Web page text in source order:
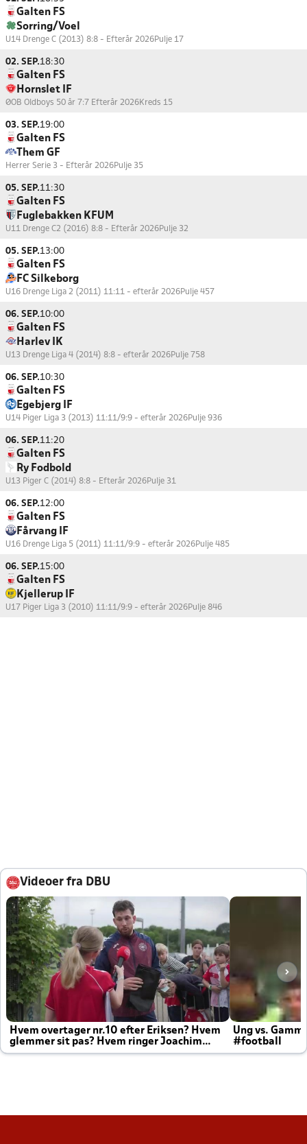
Galten FS
Sorring/Voel
U14 Drenge C (2013) 8:8 - Efterår 2026Pulje 17
02. SEP.18:30
Galten FS
Hornslet IF
ØOB Oldboys 50 år 7:7 Efterår 2026Kreds 15
03. SEP.19:00
Galten FS
Them GF
Herrer Serie 3 - Efterår 2026Pulje 35
05. SEP.11:30
Galten FS
Fuglebakken KFUM
U11 Drenge C2 (2016) 8:8 - Efterår 2026Pulje 32
05. SEP.13:00
Galten FS
FC Silkeborg
U16 Drenge Liga 2 (2011) 11:11 - efterår 2026Pulje 457
06. SEP.10:00
Galten FS
Harlev IK
U13 Drenge Liga 4 (2014) 8:8 - efterår 2026Pulje 758
06. SEP.10:30
Galten FS
Egebjerg IF
U14 Piger Liga 3 (2013) 11:11/9:9 - efterår 2026Pulje 936
06. SEP.11:20
Galten FS
Ry Fodbold
U13 Piger C (2014) 8:8 - Efterår 2026Pulje 31
06. SEP.12:00
Galten FS
Fårvang IF
U16 Drenge Liga 5 (2011) 11:11/9:9 - efterår 2026Pulje 485
06. SEP.15:00
Galten FS
Kjellerup IF
U17 Piger Liga 3 (2010) 11:11/9:9 - efterår 2026Pulje 846
Videoer fra DBU
Hvem overtager nr.10 efter Eriksen? Hvem
glemmer sit pas? Hvem ringer Joachim
altid til efter kampe?
Ung vs.
#football